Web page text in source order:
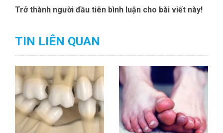
Trở thành người đầu tiên bình luận cho bài viết này!
TIN LIÊN QUAN